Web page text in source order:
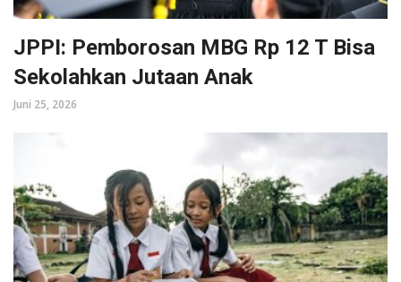
JPPI: Pemborosan MBG Rp 12 T Bisa
Sekolahkan Jutaan Anak
Juni 25, 2026